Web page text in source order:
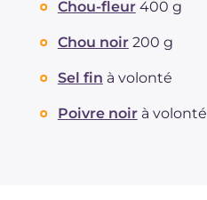
Chou-fleur 400 g
Chou noir 200 g
Sel fin à volonté
Poivre noir à volonté